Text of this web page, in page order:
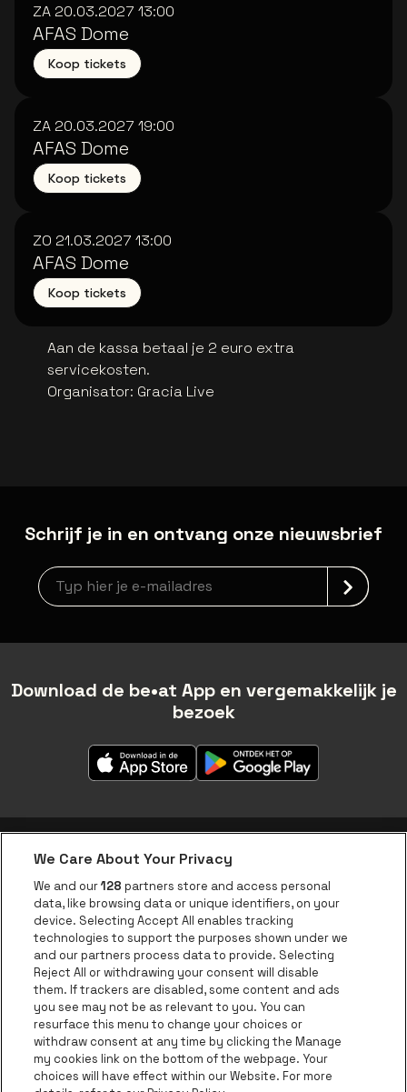
ZA 20.03.2027 13:00
AFAS Dome
Koop tickets
ZA 20.03.2027 19:00
AFAS Dome
Koop tickets
ZO 21.03.2027 13:00
AFAS Dome
Koop tickets
Aan de kassa betaal je 2 euro extra
servicekosten.
Organisator: Gracia Live
Schrijf je in en ontvang onze nieuwsbrief
Nieuwsbrief aanmelding
Download de be•at App en vergemakkelijk je
bezoek
be•at app
be•at Corporate
be•at Business
Groepen
Helpcenter
Contact
Instagram
Facebook
Threads
TiktokYoutube
Be•at Tickets is een deel van be•at
We Care About Your Privacy
We and our128 partners store and access personal
data, like browsing data or unique identifiers, on your
device. Selecting Accept All enables tracking
technologies to support the purposes shown under we
and our partners process data to provide. Selecting
Reject All or withdrawing your consent will disable
them. If trackers are disabled, some content and ads
you see may not be as relevant to you. You can
resurface this menu to change your choices or
withdraw consent at any time by clicking the Manage
my cookies link on the bottom of the webpage. Your
choices will have effect within our Website. For more